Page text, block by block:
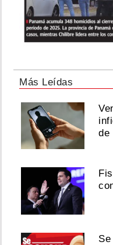
Más Leídas
de